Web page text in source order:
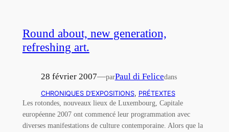
Round about, new generation,
refreshing art.
28 février 2007—parPaul di Felicedans
CHRONIQUES D’EXPOSITIONS, PRÉTEXTES
Les rotondes, nouveaux lieux de Luxembourg, Capitale
européenne 2007 ont commencé leur programmation avec
diverses manifestations de culture contemporaine. Alors que la